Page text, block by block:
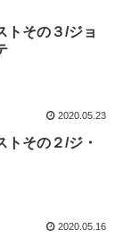
トその３/ジョ
2020.05.23
トその２/ジ・
2020.05.16